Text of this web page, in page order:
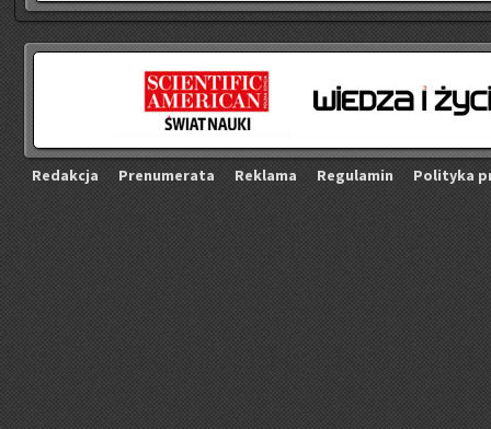
Re­dak­cja Pre­nu­me­ra­ta Re­kla­ma Re­gu­la­min Po­li­ty­ka